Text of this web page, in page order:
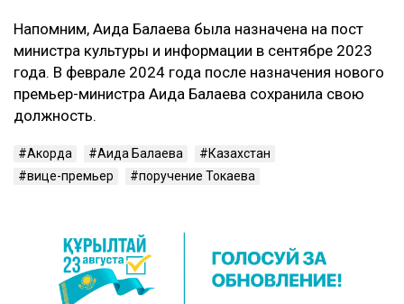
Напомним, Аида Балаева была назначена на пост
министра культуры и информации в сентябре 2023
года. В феврале 2024 года после назначения нового
премьер-министра Аида Балаева сохранила свою
должность.
Акорда Аида Балаева
Казахстан
вице-премьер
поручение Токаева